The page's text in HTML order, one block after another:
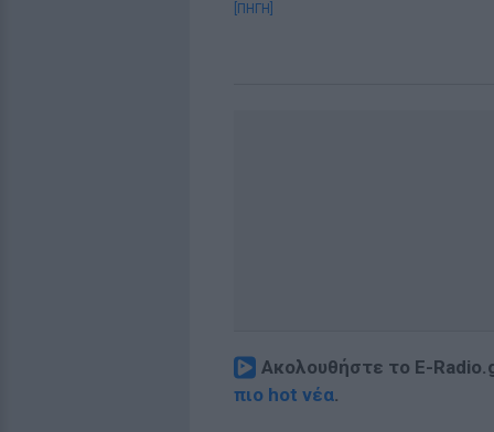
[ΠΗΓΗ]
Ακολουθήστε το E-
πιο hot νέα.